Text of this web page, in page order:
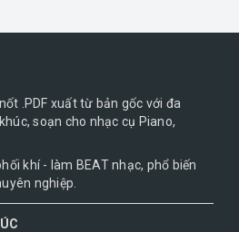
.PDF xuất từ bản gốc với đa
soạn cho nhạc cụ Piano,
khí - làm BEAT nhạc, phổ biến
nghiệp.